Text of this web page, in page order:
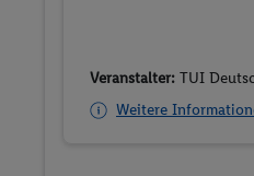
Veranstalter: TUI
Weitere